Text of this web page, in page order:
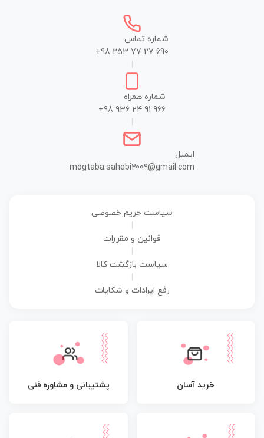
شماره تماس
+98 253 77 27 690
شماره همراه
+98 936 24 91 966
ایمیل
mogtaba.sahebi2009@gmail.com
سیاست حریم خصوصی
قوانین و مقررات
سیاست بازگشت کالا
رفع ایرادات و شکایات
خرید آسان پشتیبانی و مشاوره فنی